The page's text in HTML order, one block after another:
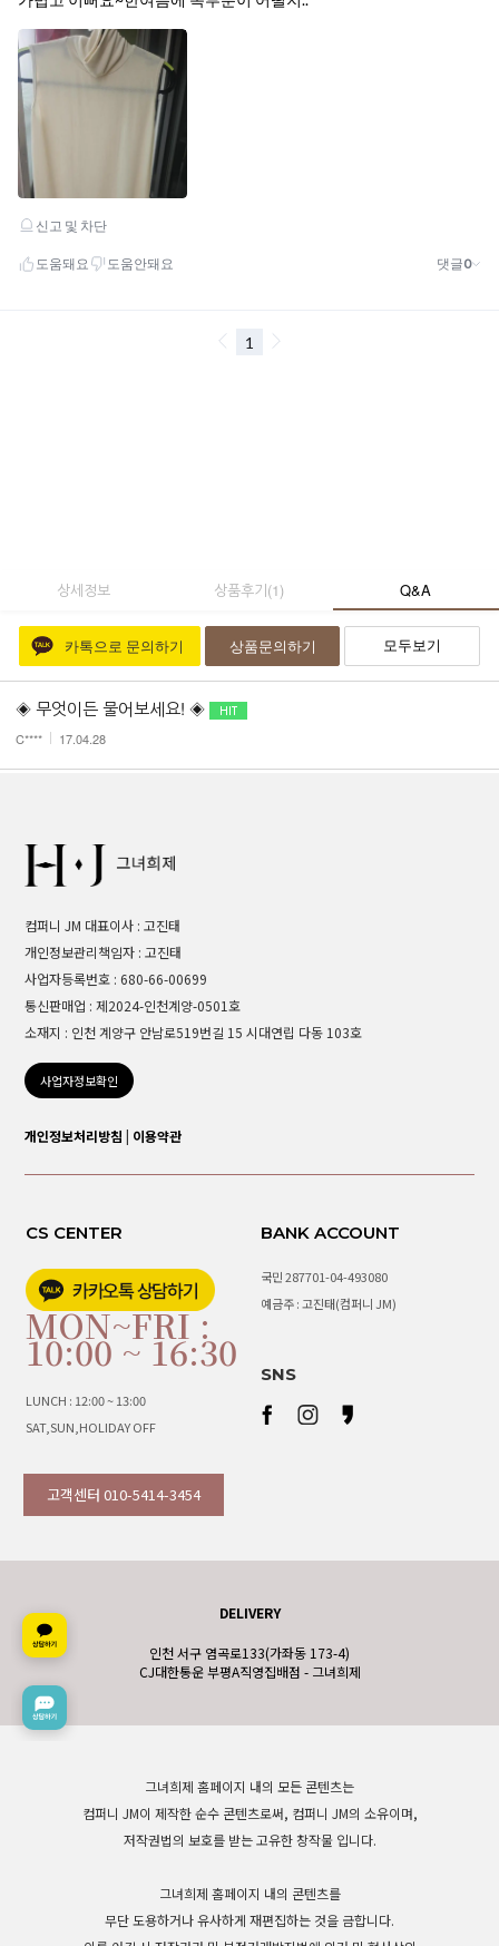
상세정보 상품후기(1) Q&A
카톡으로 문의하기 상품문의하기 모두보기
◈ 무엇이든 물어보세요! ◈
C**** 17.04.28
컴퍼니 JM 대표이사 : 고진태
개인정보관리책임자 : 고진태
사업자등록번호 : 680-66-00699
통신판매업 : 제2024-인천계양-0501호
소재지 : 인천 계양구 안남로519번길 15 시대연립 다동 103호
사업자정보확인
개인정보처리방침 | 이용약관
CS CENTER
MON~FRI :
10:00 ~ 16:30
LUNCH : 12:00 ~ 13:00
SAT,SUN,HOLIDAY OFF
고객센터 010-5414-3454
BANK ACCOUNT
국민 287701-04-493080
예금주 : 고진태(컴퍼니 JM)
SNS
DELIVERY
인천 서구 염곡로133(가좌동 173-4)
CJ대한통운 부평A직영집배점 - 그녀희제
그녀희제 홈페이지 내의 모든 콘텐츠는
컴퍼니 JM이 제작한 순수 콘텐츠로써, 컴퍼니 JM의 소유이며,
저작권법의 보호를 받는 고유한 창작물 입니다.
그녀희제 홈페이지 내의 콘텐츠를
무단 도용하거나 유사하게 재편집하는 것을 금합니다.